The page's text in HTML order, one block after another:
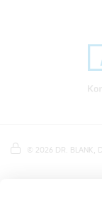
© 2026 DR. BLANK,